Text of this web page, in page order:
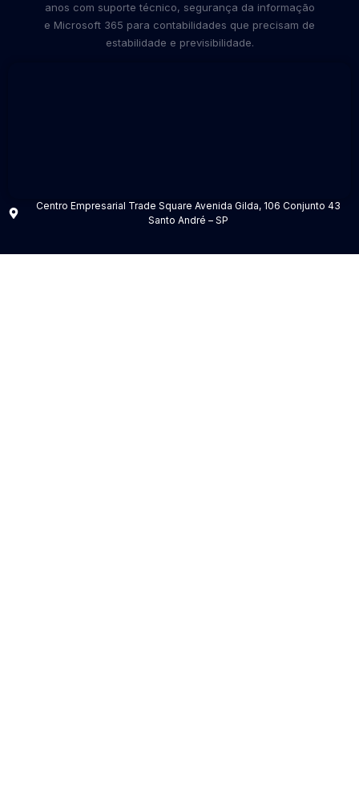
anos com suporte técnico, segurança da informação
e Microsoft 365 para contabilidades que precisam de
estabilidade e previsibilidade.
Centro Empresarial Trade Square Avenida Gilda, 106 Conjunto 43
Santo André – SP